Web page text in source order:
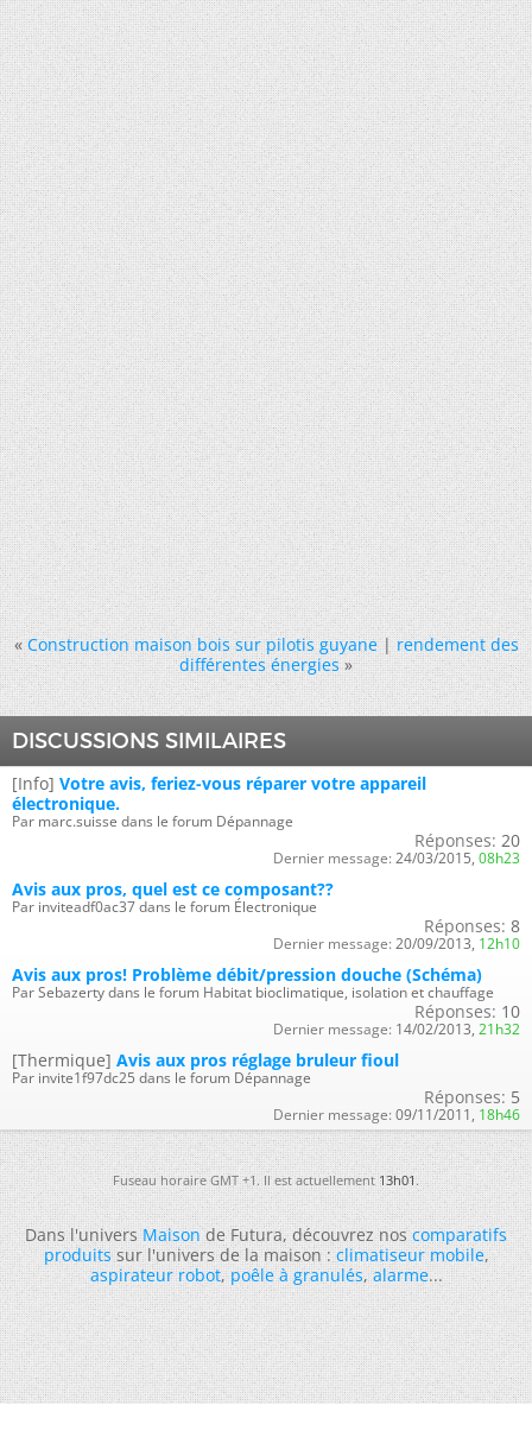
« Construction maison bois sur pilotis guyane|rendement des
différentes énergies »
DISCUSSIONS SIMILAIRES
[Info] Votre avis, feriez-vous réparer votre appareil
électronique.
Par marc.suisse dans le forum Dépannage
Réponses: 20
Dernier message: 24/03/2015, 08h23
Avis aux pros, quel est ce composant??
Par inviteadf0ac37 dans le forum Électronique
Réponses: 8
Dernier message: 20/09/2013, 12h10
Avis aux pros! Problème débit/pression douche (Schéma)
Par Sebazerty dans le forum Habitat bioclimatique, isolation et chauffage
Réponses: 10
Dernier message: 14/02/2013, 21h32
[Thermique] Avis aux pros réglage bruleur fioul
Par invite1f97dc25 dans le forum Dépannage
Réponses: 5
Dernier message: 09/11/2011, 18h46
Fuseau horaire GMT +1. Il est actuellement13h01.
Dans l'universMaisonde Futura, découvrez noscomparatifs
produitssur l'univers de la maison :climatiseur mobile,
aspirateur robot,poêle à granulés,alarme...